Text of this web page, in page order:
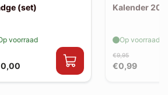
(set)
voorraad
Kalender
€9,95
€0,99
Op voorraad